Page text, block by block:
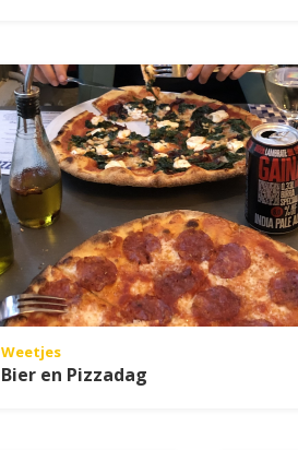
Weetjes
Bier en Pizzadag